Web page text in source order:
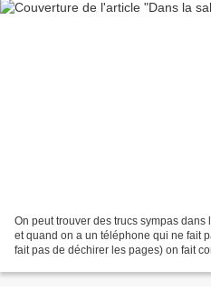
On peut trouver des trucs sympas dans
et quand on a un téléphone qui ne fait
fait pas de déchirer les pages) on fait